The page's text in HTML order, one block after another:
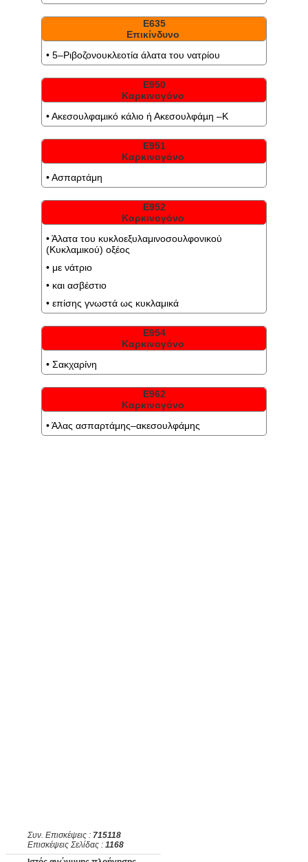
Ε635
Επικίνδυνο
• 5–Ριβοζονουκλεοτία άλατα του νατρίου
Ε950
Καρκινογόνο
• Ακεσουλφαµικό κάλιο ή Ακεσουλφάµη –Κ
Ε951
Καρκινογόνο
• Ασπαρτάμη
Ε952
Καρκινογόνο
• Άλατα του κυκλοεξυλαμινοσουλφονικού
(Κυκλαµικού) οξέος
• με νάτριο
• και ασβέστιο
• επίσης γνωστά ως κυκλαμικά
Ε954
Καρκινογόνο
• Σακχαρίνη
Ε962
Καρκινογόνο
• Άλας ασπαρτάμης–ακεσουλφάμης
Συν. Επισκέψεις : 715118
Επισκέψεις Σελίδας : 1168